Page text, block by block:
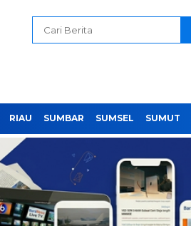
RIAU SUMBAR SUMSEL SUMUT